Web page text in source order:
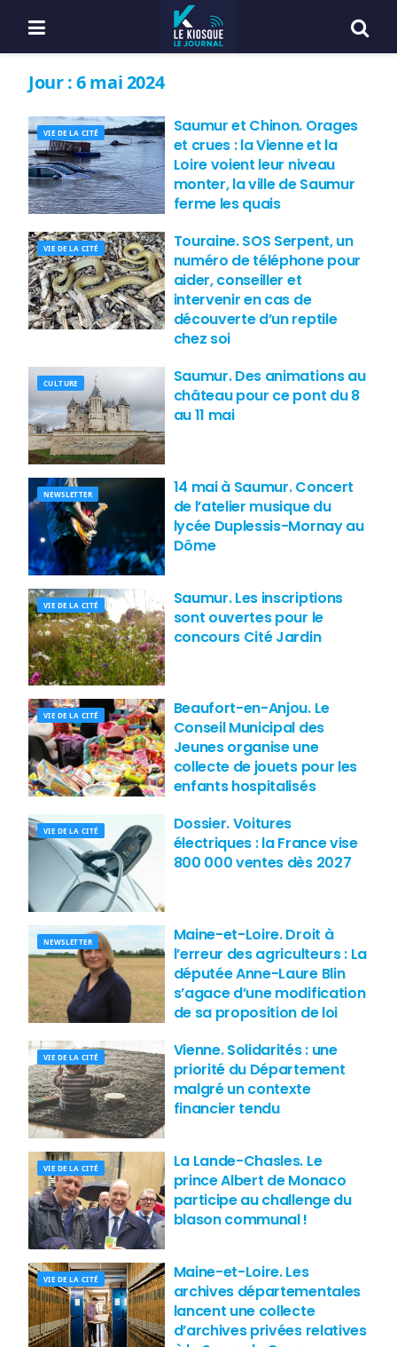
Jour :6 mai 2024
VIE DE LA CITÉ
Saumur et Chinon. Orages
et crues : la Vienne et la
Loire voient leur niveau
monter, la ville de Saumur
ferme les quais
VIE DE LA CITÉ
Touraine. SOS Serpent, un
numéro de téléphone pour
aider, conseiller et
intervenir en cas de
découverte d’un reptile
chez soi
CULTURE
Saumur. Des animations au
château pour ce pont du 8
au 11 mai
NEWSLETTER
14 mai à Saumur. Concert
de l’atelier musique du
lycée Duplessis-Mornay au
Dôme
VIE DE LA CITÉ
Saumur. Les inscriptions
sont ouvertes pour le
concours Cité Jardin
VIE DE LA CITÉ
Beaufort-en-Anjou. Le
Conseil Municipal des
Jeunes organise une
collecte de jouets pour les
enfants hospitalisés
VIE DE LA CITÉ
Dossier. Voitures
électriques : la France vise
800 000 ventes dès 2027
NEWSLETTER
Maine-et-Loire. Droit à
l’erreur des agriculteurs : La
députée Anne-Laure Blin
s’agace d’une modification
de sa proposition de loi
VIE DE LA CITÉ
Vienne. Solidarités : une
priorité du Département
malgré un contexte
financier tendu
VIE DE LA CITÉ
La Lande-Chasles. Le
prince Albert de Monaco
participe au challenge du
blason communal !
VIE DE LA CITÉ
Maine-et-Loire. Les
archives départementales
lancent une collecte
d’archives privées relatives